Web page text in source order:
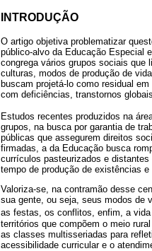
INTRODUÇÃO
O artigo objetiva problematizar
público-alvo da Educação Especial
congrega vários grupos sociais que
culturas, modos de produção de
buscam projetá-lo como residual
com deficiências, transtornos
Estudos recentes produzidos na
grupos, na busca por garantia de
públicas que assegurem direitos
firmadas, a da Educação busca
currículos pasteurizados e
tempo de produção de existências
Valoriza-se, na contramão desse
sua gente, ou seja, seus modos de
as festas, os conflitos, enfim, a
territórios que compõem o meio
as classes multisseriadas para
acessibilidade curricular e o